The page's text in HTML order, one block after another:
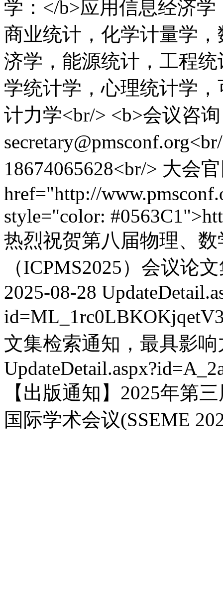
学：</b>应用信息经济
商业统计，化学计量学
济学，能源统计，工程
学统计学，心理统计学
计力学<br/> <b>会议咨
18674065628<br/> 大会
href="http://
style="color:
热烈祝贺第八届物理、
（ICPMS2025）会议论
2025-08-28
文集检索通知，最具影
【出版通知】2025年第
国际学术会议(SSEME